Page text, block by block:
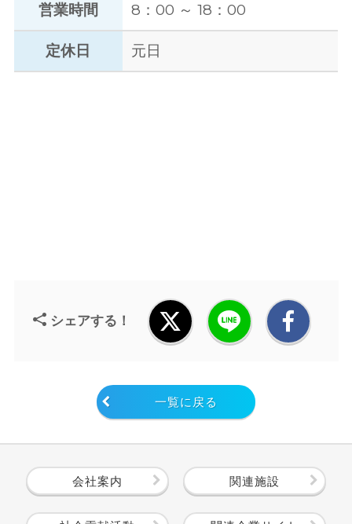
営業時間 8：00 ～ 18：00
定休日 元日
シェアする！
一覧に戻る
会社案内 関連施設